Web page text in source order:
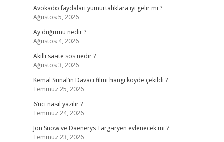
Avokado faydaları yumurtalıklara iyi gelir mi ?
Ağustos 5, 2026
Ay düğümü nedir ?
Ağustos 4, 2026
Akıllı saate sos nedir ?
Ağustos 3, 2026
Kemal Sunal’ın Davacı filmi hangi köyde çekildi ?
Temmuz 25, 2026
6’ncı nasıl yazılır ?
Temmuz 24, 2026
Jon Snow ve Daenerys Targaryen evlenecek mi ?
Temmuz 23, 2026